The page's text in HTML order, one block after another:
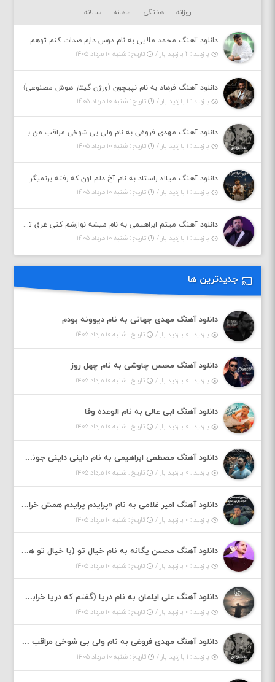
روزانه هفتگی ماهانه سالانه
دانلود آهنگ محمد ملایی به نام دوس دارم صدات کنم توهم بگی جونم نیمه پنهونم
بازدید : ۲ بازدید بار /
تاریخ : شنبه ۱۰ مرداد ۱۴۰۵
دانلود آهنگ فرهاد به نام نپیچون (ورژن گیتار هوش مصنوعی)
بازدید : ۱ بازدید بار /
تاریخ : شنبه ۱۰ مرداد ۱۴۰۵
دانلود آهنگ مهدی فروغی به نام ولی بی شوخی مراقب من باش
بازدید : ۱ بازدید بار /
تاریخ : شنبه ۱۰ مرداد ۱۴۰۵
دانلود آهنگ میلاد راستاد به نام آخ دلم اون که رفته برنمیگرده اون که رفته خیلی نامرده
بازدید : ۱ بازدید بار /
تاریخ : شنبه ۱۰ مرداد ۱۴۰۵
دانلود آهنگ میثم ابراهیمی به نام میشه نوازشم کنی غرق تو شم
بازدید : ۱ بازدید بار /
تاریخ : شنبه ۱۰ مرداد ۱۴۰۵
جدیدترین ها
دانلود آهنگ مهدی جهانی به نام دیوونه بودم
بازدید : ۰ بازدید بار / تاریخ : شنبه ۱۰ مرداد ۱۴۰۵
دانلود آهنگ محسن چاوشی به نام چهل روز
بازدید : ۰ بازدید بار / تاریخ : شنبه ۱۰ مرداد ۱۴۰۵
دانلود آهنگ ابی عالی به نام الوعده وفا
بازدید : ۰ بازدید بار / تاریخ : شنبه ۱۰ مرداد ۱۴۰۵
دانلود آهنگ مصطفی ابراهیمی به نام داینی داینی جونم قربون پنج تیر پرونم
بازدید : ۰ بازدید بار / تاریخ : شنبه ۱۰ مرداد ۱۴۰۵
دانلود آهنگ امیر غلامی به نام «پرایدم پرایدم همش خرابه یار نیو کنارم دیگه پولی نداروم (ریمیکس اینستاگرام)»
بازدید : ۰ بازدید بار / تاریخ : شنبه ۱۰ مرداد ۱۴۰۵
دانلود آهنگ محسن یگانه به نام خیال تو (با خیال تو هنوزم مثل هر روز و همیشه ریمیکس)
بازدید : ۰ بازدید بار / تاریخ : شنبه ۱۰ مرداد ۱۴۰۵
دانلود آهنگ علی ایلمان به نام دریا (گفتم که دریا خرابه نمه بارونه لب شط و نبین)
بازدید : ۰ بازدید بار / تاریخ : شنبه ۱۰ مرداد ۱۴۰۵
دانلود آهنگ مهدی فروغی به نام ولی بی شوخی مراقب من باش
بازدید : ۱ بازدید بار / تاریخ : شنبه ۱۰ مرداد ۱۴۰۵